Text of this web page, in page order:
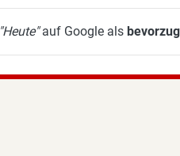
"Heute"auf Google als